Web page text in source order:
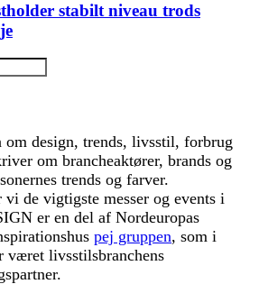
stabilt niveau trods
design, trends, livsstil, forbrug
om brancheaktører, brands og
trends og farver.
de vigtigste messer og events i
er en del af Nordeuropas
pej gruppen, som i
været livsstilsbranchens